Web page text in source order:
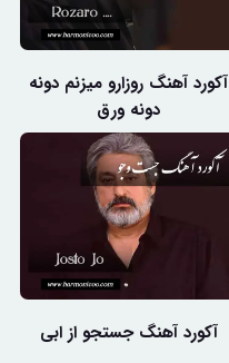
آکورد آهنگ روزارو میزنم دونه
دونه ورق
آکورد آهنگ جستجو از ابی